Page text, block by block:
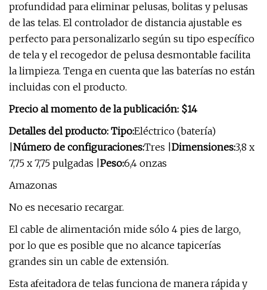
profundidad para eliminar pelusas, bolitas y pelusas
de las telas. El controlador de distancia ajustable es
perfecto para personalizarlo según su tipo específico
de tela y el recogedor de pelusa desmontable facilita
la limpieza. Tenga en cuenta que las baterías no están
incluidas con el producto.
Precio al momento de la publicación: $14
Detalles del producto: Tipo:Eléctrico (batería)
Número de configuraciones:Tres | Dimensiones:3,8 x
7,75 x 7,75 pulgadas | Peso:6,4 onzas
Amazonas
No es necesario recargar.
El cable de alimentación mide sólo 4 pies de largo,
por lo que es posible que no alcance tapicerías
grandes sin un cable de extensión.
Esta afeitadora de telas funciona de manera rápida y